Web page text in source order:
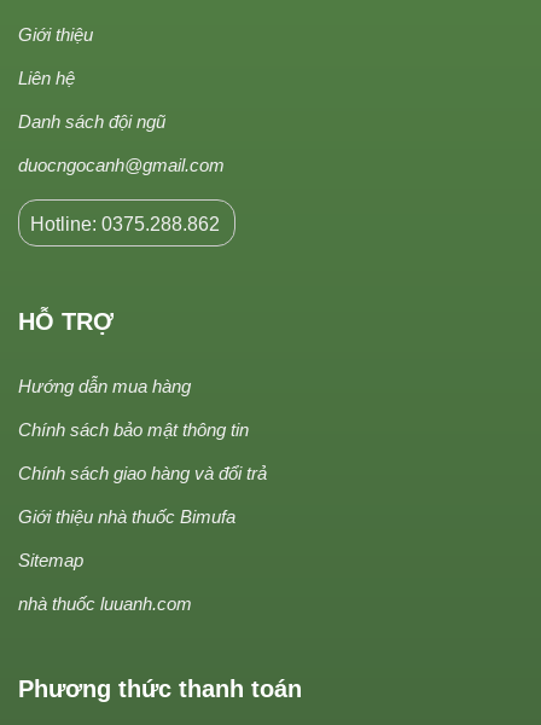
Giới thiệu
Liên hệ
Danh sách đội ngũ
duocngocanh@gmail.com
Hotline: 0375.288.862
HỖ TRỢ
Hướng dẫn mua hàng
Chính sách bảo mật thông tin
Chính sách giao hàng và đổi trả
Giới thiệu nhà thuốc Bimufa
Sitemap
nhà thuốc luuanh.com
Phương thức thanh toán